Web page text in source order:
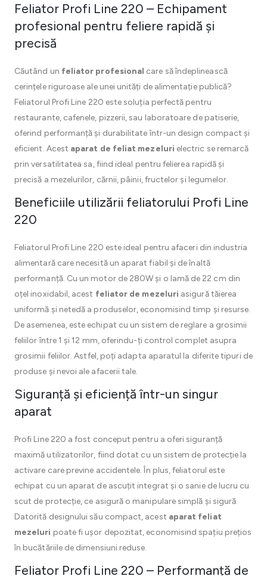
Feliator Profi Line 220 – Echipament
profesional pentru feliere rapidă și
precisă
Căutând un feliator profesional care să îndeplinească
cerințele riguroase ale unei unități de alimentație publică?
Feliatorul Profi Line 220 este soluția perfectă pentru
restaurante, cafenele, pizzerii, sau laboratoare de patiserie,
oferind performanță și durabilitate într-un design compact și
eficient. Acest aparat de feliat mezeluri electric se remarcă
prin versatilitatea sa, fiind ideal pentru felierea rapidă și
precisă a mezelurilor, cărnii, pâinii, fructelor și legumelor.
Beneficiile utilizării feliatorului Profi Line
220
Feliatorul Profi Line 220 este ideal pentru afaceri din industria
alimentară care necesită un aparat fiabil și de înaltă
performanță. Cu un motor de 280W și o lamă de 22 cm din
oțel inoxidabil, acest feliator de mezeluri asigură tăierea
uniformă și netedă a produselor, economisind timp și resurse.
De asemenea, este echipat cu un sistem de reglare a grosimii
feliilor între 1 și 12 mm, oferindu-ți control complet asupra
grosimii feliilor. Astfel, poți adapta aparatul la diferite tipuri de
produse și nevoi ale afacerii tale.
Siguranță și eficiență într-un singur
aparat
Profi Line 220 a fost conceput pentru a oferi siguranță
maximă utilizatorilor, fiind dotat cu un sistem de protecție la
activare care previne accidentele. În plus, feliatorul este
echipat cu un aparat de ascuțit integrat și o sanie de lucru cu
scut de protecție, ce asigură o manipulare simplă și sigură.
Datorită designului său compact, acest aparat feliat
mezeluri poate fi ușor depozitat, economisind spațiu prețios
în bucătăriile de dimensiuni reduse.
Feliator Profi Line 220 – Performanță de